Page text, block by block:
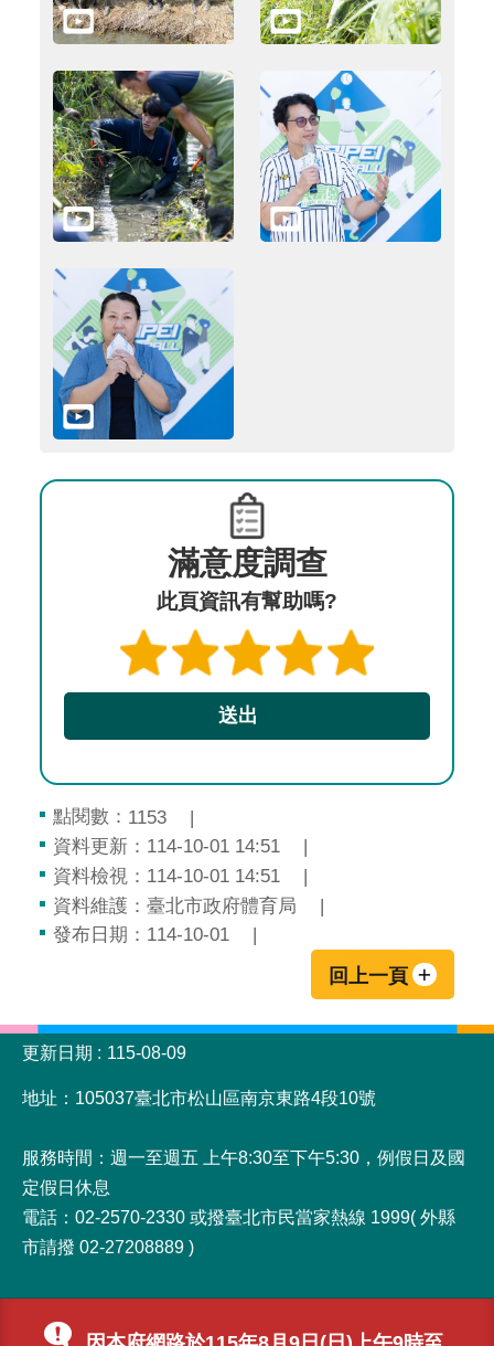
滿意度調查
此頁資訊有幫助嗎?
點閱數： 1153
資料更新：114-10-01 14:51
資料檢視：114-10-01 14:51
資料維護：臺北市政府體育局
發布日期：114-10-01
回上一頁
:::
更新日期
115-08-09
地址：105037臺北市松山區南京東路4段10號
服務時間：週一至週五 上午8:30至下午5:30，例假日及國
定假日休息
電話：02-2570-2330 或撥臺北市民當家熱線 1999( 外縣
市請撥 02-27208889 )